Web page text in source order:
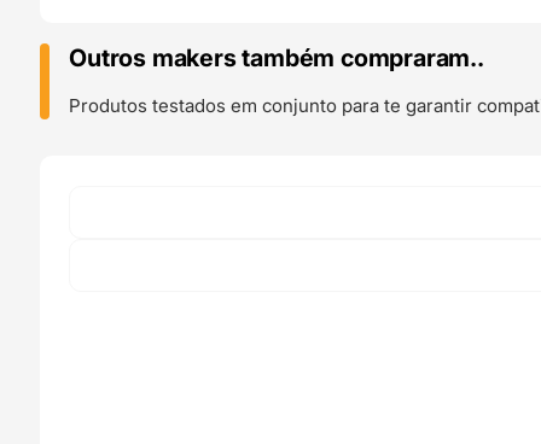
GREY
L
1kg
Outros makers também compraram..
Produtos testados em conjunto para te garantir